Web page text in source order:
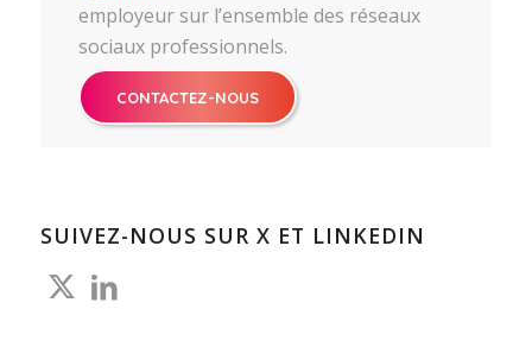
employeur sur l’ensemble des réseaux
sociaux professionnels.
CONTACTEZ-NOUS
SUIVEZ-NOUS SUR X ET LINKEDIN